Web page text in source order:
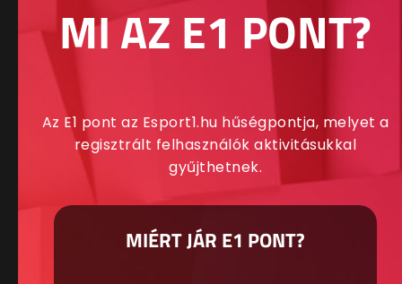
MI AZ E1 PONT?
Az E1 pont az Esport1.hu hűségpontja, melyet a
regisztrált felhasználók aktivitásukkal
gyűjthetnek.
MIÉRT JÁR E1 PONT?